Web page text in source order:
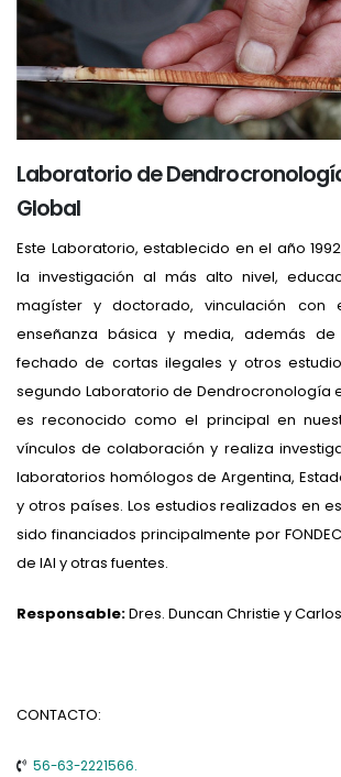
Laboratorio de
Global
Este Laboratorio, establecido en el año
la investigación al más alto nivel,
magíster y doctorado, vinculación con
enseñanza básica y media, además
fechado de cortas ilegales y otros
segundo Laboratorio de Dendrocronología
es reconocido como el principal en
vínculos de colaboración y realiza
laboratorios homólogos de Argentina,
y otros países. Los estudios realizados en
sido financiados principalmente por
de IAI y otras fuentes.
Responsable:Dres. Duncan Christie y
CONTACTO:
56-63-2221566.